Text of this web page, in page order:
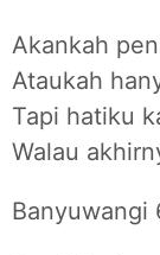
Akankah
Ataukah
Tapi hatiku
Walau
Banyuwangi